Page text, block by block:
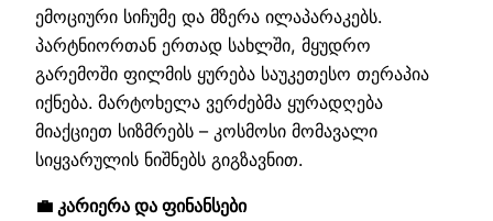
ემოციური სიჩუმე და მზერა ილაპარაკებს.
პარტნიორთან ერთად სახლში, მყუდრო
გარემოში ფილმის ყურება საუკეთესო თერაპია
იქნება. მარტოხელა ვერძებმა ყურადღება
მიაქციეთ სიზმრებს – კოსმოსი მომავალი
სიყვარულის ნიშნებს გიგზავნით.
💼 კარიერა და ფინანსები